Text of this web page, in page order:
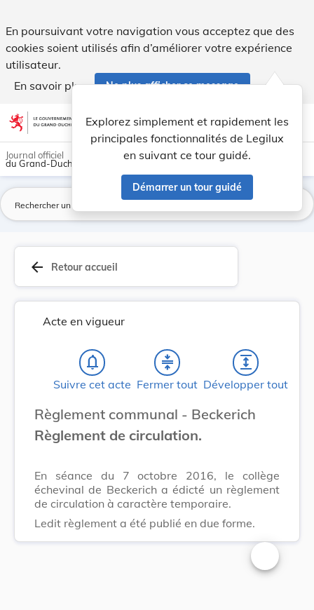
En poursuivant votre navigation vous acceptez que des
cookies soient utilisés afin d’améliorer votre expérience
utilisateur.
En savoir plus
Ne plus afficher ce message
Aller au contenu account_circle help Aide
Explorez simplement et rapidement les
principales fonctionnalités de Legilux
en suivant ce tour guidé.
Démarrer un tour guidé
light_mode dark_mode
Journal officiel
du Grand-Duché de Luxembourg
arrow_back Retour accueil
Acte en vigueur
notifications_none
Suivre cet acte
compress
Fermer tout
expand
Développer tout
Règlement communal - Beckerich
Règlement de circulation.
En séance du 7 octobre 2016, le collège
échevinal de Beckerich a édicté un règlement
de circulation à caractère temporaire.
Ledit règlement a été publié en due forme.
Changer la